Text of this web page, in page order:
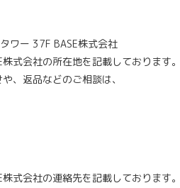
ワー 37F BASE株式会社
式会社の所在地を記載しております
、返品などのご相談は、
式会社の連絡先を記載しております